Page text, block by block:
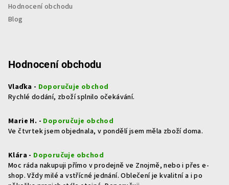
Hodnocení obchodu
Blog
Hodnocení obchodu
Vlaďka - Doporučuje obchod
Rychlé dodání, zboží splnilo očekávání.
Marie H. - Doporučuje obchod
Ve čtvrtek jsem objednala, v pondělí jsem měla zboží doma.
Klára - Doporučuje obchod
Moc ráda nakupuji přímo v prodejně ve Znojmě, nebo i přes e-
shop. Vždy milé a vstřícné jednání. Oblečení je kvalitní a i po